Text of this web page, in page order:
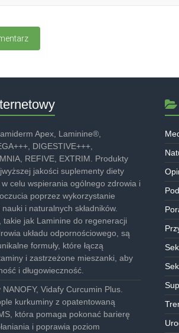
Apex, Laminine®,
DIGESTIVE+++,
REFIVE, EXTRIM. Produkty
jakości suplementy diety
celu wspierania ogólnego zdrowia i
poprzez wykorzystanie
i naturalnych składników.
takie jak Laminine do regeneracji
układu odpornościowego, są
formuły, które łączą
i zastrzeżone mieszanki, aby
i długowieczność.
NANOFY, Vidafy Curcumin Plus.
kurkuminy z opatentowaną
która pomaga pokonać barierę
i poprawia poziom